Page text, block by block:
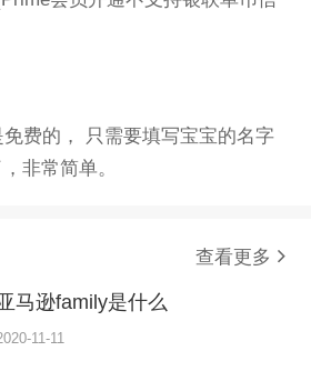
费的， 只需要填写宝宝的名字
非常简单。
查看更多
马逊family是什么
11-11